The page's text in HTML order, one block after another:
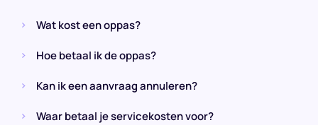
Wat kost een oppas?
Hoe betaal ik de oppas?
Kan ik een aanvraag annuleren?
Waar betaal je servicekosten voor?